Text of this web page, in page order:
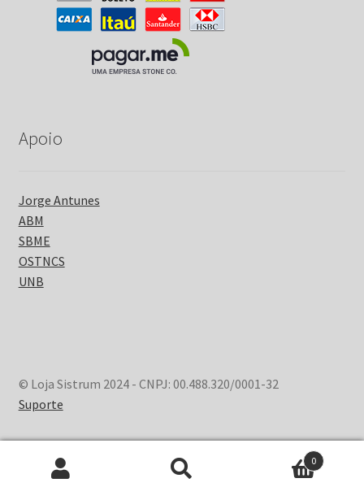
Apoio
Jorge Antunes
ABM
SBME
OSTNCS
UNB
© Loja Sistrum 2024 - CNPJ: 00.488.320/0001-32
Suporte
0